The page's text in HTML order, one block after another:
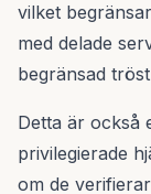
vilket
med delade
begränsad
Detta är också
privilegierade
om de